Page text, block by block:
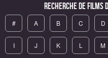
Recherche de Films
# A B C D
I J K L M